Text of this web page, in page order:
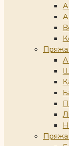
Пряжа
Пряжа